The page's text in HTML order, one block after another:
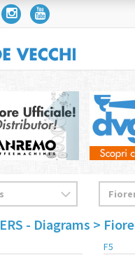
- Diagrams >
F5